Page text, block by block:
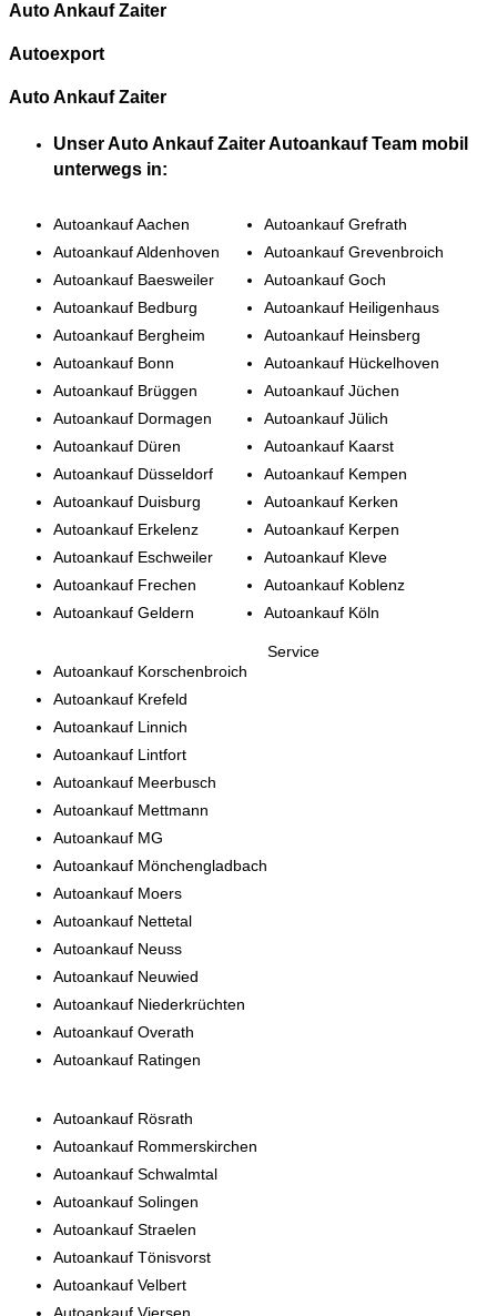
Auto Ankauf Zaiter
Autoexport
Auto Ankauf Zaiter
UnserAuto Ankauf ZaiterAutoankauf Team mobil
unterwegs in:
Autoankauf Aachen
Autoankauf Aldenhoven
Autoankauf Baesweiler
Autoankauf Bedburg
Autoankauf Bergheim
Autoankauf Bonn
Autoankauf Brüggen
Autoankauf Dormagen
Autoankauf Düren
Autoankauf Düsseldorf
Autoankauf Duisburg
Autoankauf Erkelenz
Autoankauf Eschweiler
Autoankauf Frechen
Autoankauf Geldern
Autoankauf Grefrath
Autoankauf Grevenbroich
Autoankauf Goch
Autoankauf Heiligenhaus
Autoankauf Heinsberg
Autoankauf Hückelhoven
Autoankauf Jüchen
Autoankauf Jülich
Autoankauf Kaarst
Autoankauf Kempen
Autoankauf Kerken
Autoankauf Kerpen
Autoankauf Kleve
Autoankauf Koblenz
Autoankauf Köln
Autoankauf Korschenbroich
Autoankauf Krefeld
Autoankauf Linnich
Autoankauf Lintfort
Autoankauf Meerbusch
Autoankauf Mettmann
Autoankauf MG
Autoankauf Mönchengladbach
Autoankauf Moers
Autoankauf Nettetal
Autoankauf Neuss
Autoankauf Neuwied
Autoankauf Niederkrüchten
Autoankauf Overath
Autoankauf Ratingen
Autoankauf Rösrath
Autoankauf Rommerskirchen
Autoankauf Schwalmtal
Autoankauf Solingen
Autoankauf Straelen
Autoankauf Tönisvorst
Autoankauf Velbert
Service